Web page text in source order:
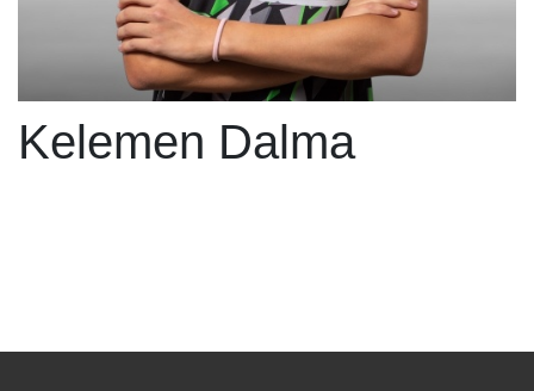
Kelemen Dalma